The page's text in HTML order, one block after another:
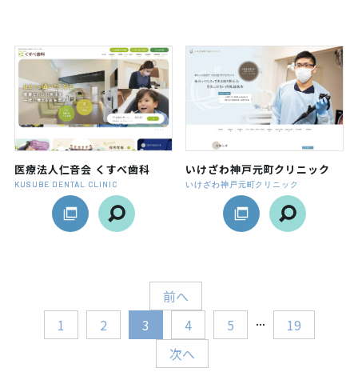
医療法人仁音会 くすべ歯科
KUSUBE DENTAL CLINIC
いけざわ神戸元町クリニック
いけざわ神戸元町クリニック
前へ
1
2 3 4 5 ...
19
次へ